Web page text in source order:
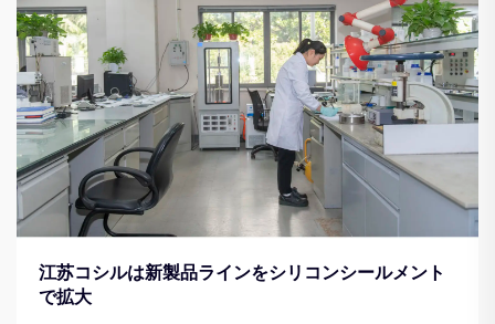
江苏コシルは新製品ラインをシリコンシールメント
で拡大